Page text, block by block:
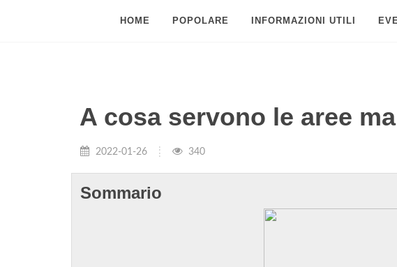
HOME POPOLARE INFORMAZIONI UTILI
A cosa servono le aree
2022-01-26 340
Sommario